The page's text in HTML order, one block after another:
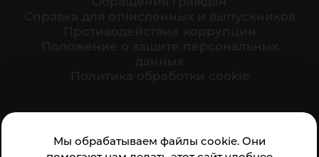
Мы обрабатываем файлы cookie. Они
организации: